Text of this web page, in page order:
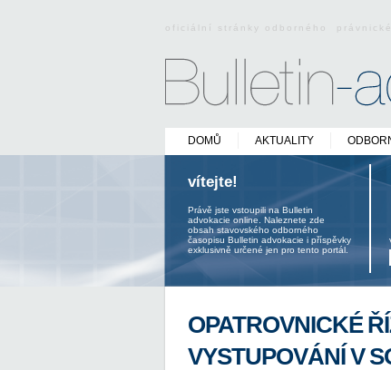
oficiální stránky odborného
DOMŮ AKTUALITY
vítejte!
Právě jste vstoupili na Bulletin
advokacie online. Naleznete zde
obsah stavovského odborného
časopisu Bulletin advokacie i příspěvky
exklusivně určené jen pro tento portál.
OPATROVNICKÉ
VYSTUPOVÁNÍ V